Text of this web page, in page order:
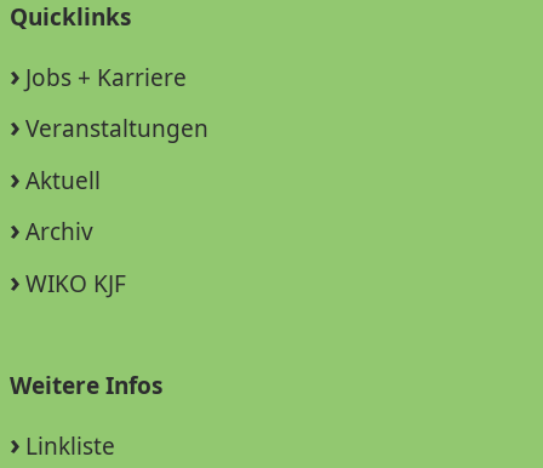
Quicklinks
Jobs + Karriere
Veranstaltungen
Aktuell
Archiv
WIKO KJF
Weitere Infos
Linkliste